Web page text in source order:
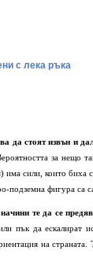
с лека ръка
да стоят извън и
за нещо
сили, които биха
подземна фигура са
те да се
пък да ескалират
на